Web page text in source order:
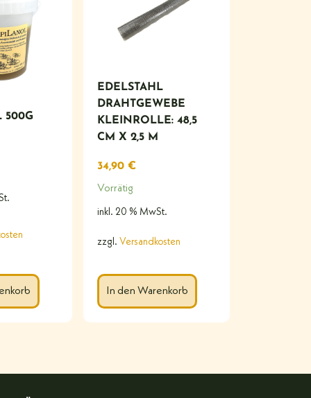
500G
EDELSTAHL
DRAHTGEWEBE
KLEINROLLE: 48,5
CM X 2,5 M
34,90 €
Vorrätig
inkl. 20 % MwSt.
zzgl. Versandkosten
In den Warenkorb